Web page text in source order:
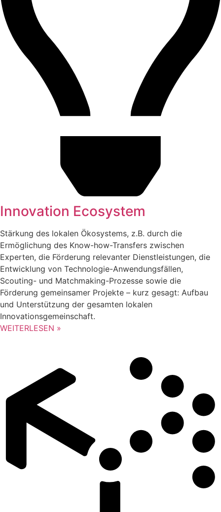
Innovation Ecosystem
Stärkung des lokalen Ökosystems, z.B. durch die
Ermöglichung des Know-how-Transfers zwischen
Experten, die Förderung relevanter Dienstleistungen, die
Entwicklung von Technologie-Anwendungsfällen,
Scouting- und Matchmaking-Prozesse sowie die
Förderung gemeinsamer Projekte – kurz gesagt: Aufbau
und Unterstützung der gesamten lokalen
Innovationsgemeinschaft.
WEITERLESEN »